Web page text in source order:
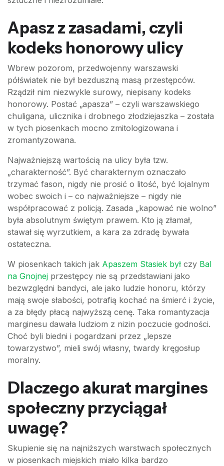
Apasz z zasadami, czyli
kodeks honorowy ulicy
Wbrew pozorom, przedwojenny warszawski
półświatek nie był bezduszną masą przestępców.
Rządził nim niezwykle surowy, niepisany kodeks
honorowy. Postać „apasza” – czyli warszawskiego
chuligana, ulicznika i drobnego złodziejaszka – została
w tych piosenkach mocno zmitologizowana i
zromantyzowana.
Najważniejszą wartością na ulicy była tzw.
„charakterność”. Być charakternym oznaczało
trzymać fason, nigdy nie prosić o litość, być lojalnym
wobec swoich i – co najważniejsze – nigdy nie
współpracować z policją. Zasada „kapować nie wolno”
była absolutnym świętym prawem. Kto ją złamał,
stawał się wyrzutkiem, a kara za zdradę bywała
ostateczna.
W piosenkach takich jak Apaszem Stasiek był czy Bal
na Gnojnej przestępcy nie są przedstawiani jako
bezwzględni bandyci, ale jako ludzie honoru, którzy
mają swoje słabości, potrafią kochać na śmierć i życie,
a za błędy płacą najwyższą cenę. Taka romantyzacja
marginesu dawała ludziom z nizin poczucie godności.
Choć byli biedni i pogardzani przez „lepsze
towarzystwo”, mieli swój własny, twardy kręgosłup
moralny.
Dlaczego akurat margines
społeczny przyciągał
uwagę?
Skupienie się na najniższych warstwach społecznych
w piosenkach miejskich miało kilka bardzo